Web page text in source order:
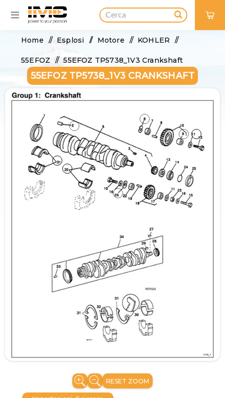
Home / Esplosi / Motore / KOHLER /
55EFOZ / 55EFOZ TP5738_1V3 Crankshaft
55EFOZ TP5738_1V3 CRANKSHAFT
RESET ZOOM